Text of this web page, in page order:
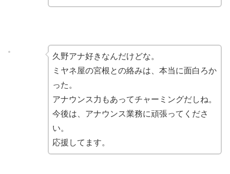
久野アナ好きなんだけどな。
ミヤネ屋の宮根との絡みは、本当に面白ろか
った。
アナウンス力もあってチャーミングだしね。
今後は、アナウンス業務に頑張ってくださ
い。
応援してます。